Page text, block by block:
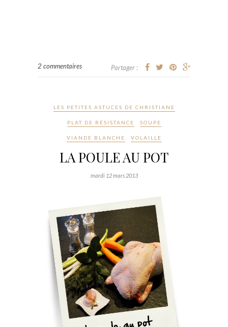
2 commentaires Partager :
LES PETITES ASTUCES DE CHRISTIANE
PLAT DE RÉSISTANCE SOUPE
VIANDE BLANCHE VOLAILLE
LA POULE AU POT
mardi 12 mars 2013